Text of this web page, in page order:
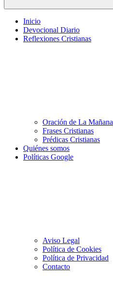
Inicio
Devocional Diario
Reflexiones Cristianas
Oración de La Mañana
Frases Cristianas
Prédicas Cristianas
Quiénes somos
Políticas Google
Aviso Legal
Política de Cookies
Política de Privacidad
Contacto